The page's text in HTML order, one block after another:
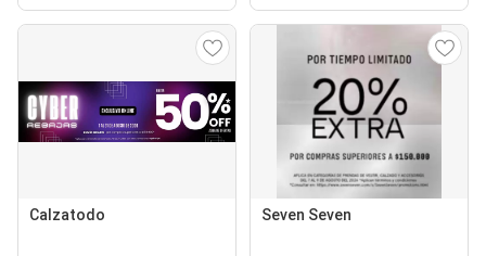
Calzatodo Seven Seven